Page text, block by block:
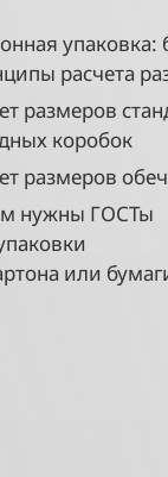
упаковка:
расчета
размеров
коробок
размеров
нужны ГОСТы
или